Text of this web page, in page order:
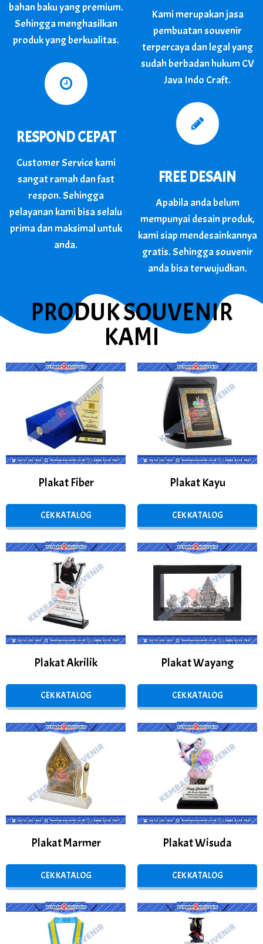
bahan baku yang premium.
Sehingga menghasilkan
produk yang berkualitas.
RESPOND CEPAT
Customer Service kami
sangat ramah dan fast
respon. Sehingga
pelayanan kami bisa selalu
prima dan maksimal untuk
anda.​
Kami merupakan jasa
pembuatan souvenir
terpercaya dan legal yang
sudah berbadan hukum CV
Java Indo Craft.
FREE DESAIN​
Apabila anda belum
mempunyai desain produk,
kami siap mendesainkannya
gratis. Sehingga souvenir
anda bisa terwujudkan.​
PRODUK SOUVENIR
KAMI
Plakat Fiber
CEK KATALOG
Plakat Kayu
CEK KATALOG
Plakat Akrilik
CEK KATALOG
Plakat Wayang
CEK KATALOG
Plakat Marmer
CEK KATALOG
Plakat Wisuda
CEK KATALOG